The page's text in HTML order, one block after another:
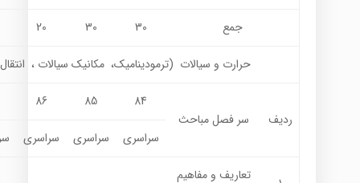
جمع 30
30
20
حرارت و سیالات (ترموديناميك، مکانيک سيالات ،
ردیف سر فصل مباحث
84
85
86
سراسری سراسری سراسری
تعاريف و مفاهيم